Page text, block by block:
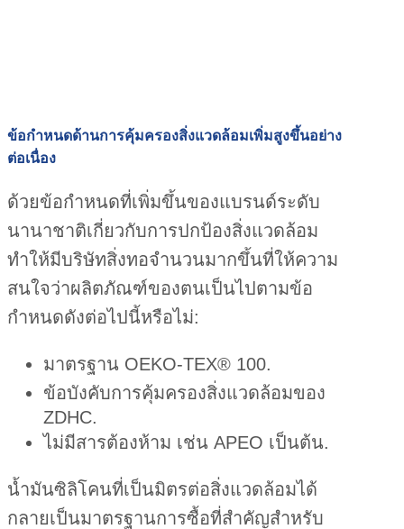
ข้อกำหนดด้านการคุ้มครองสิ่งแวดล้อมเพิ่มสูงขึ้นอย่าง
ต่อเนื่อง
ด้วยข้อกำหนดที่เพิ่มขึ้นของแบรนด์ระดับ
นานาชาติเกี่ยวกับการปกป้องสิ่งแวดล้อม
ทำให้มีบริษัทสิ่งทอจำนวนมากขึ้นที่ให้ความ
สนใจว่าผลิตภัณฑ์ของตนเป็นไปตามข้อ
กำหนดดังต่อไปนี้หรือไม่:
มาตรฐาน OEKO-TEX® 100.
ข้อบังคับการคุ้มครองสิ่งแวดล้อมของ
ZDHC.
ไม่มีสารต้องห้าม เช่น APEO เป็นต้น.
น้ำมันซิลิโคนที่เป็นมิตรต่อสิ่งแวดล้อมได้
กลายเป็นมาตรฐานการซื้อที่สำคัญสำหรับ